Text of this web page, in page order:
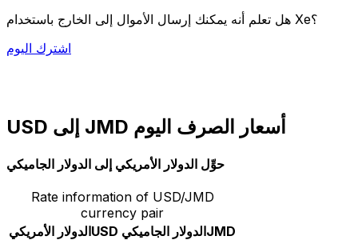
هل تعلم أنه يمكنك إرسال الأموال إلى الخارج باستخدام Xe؟
اشترك اليوم
USD إلى JMD أسعار الصرف اليوم
حوِّل الدولار الأمريكي إلى الدولار الجاميكي
Rate information of USD/JMD
currency pair
الدولار الأمريكيUSD الدولار الجاميكيJMD